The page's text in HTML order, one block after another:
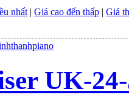
nhất | Giá cao đến thấp | Giá
UK-